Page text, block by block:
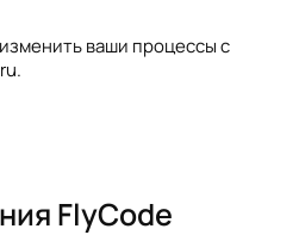
ваши процессы с
FlyCode